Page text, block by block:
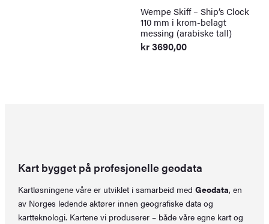
Wempe Skiff – Ship’s Clock
110 mm i krom-belagt
messing (arabiske tall)
kr3690,00
Kart bygget på profesjonelle geodata
Kartløsningene våre er utviklet i samarbeid medGeodata, en
av Norges ledende aktører innen geografiske data og
kartteknologi. Kartene vi produserer – både våre egne kart og